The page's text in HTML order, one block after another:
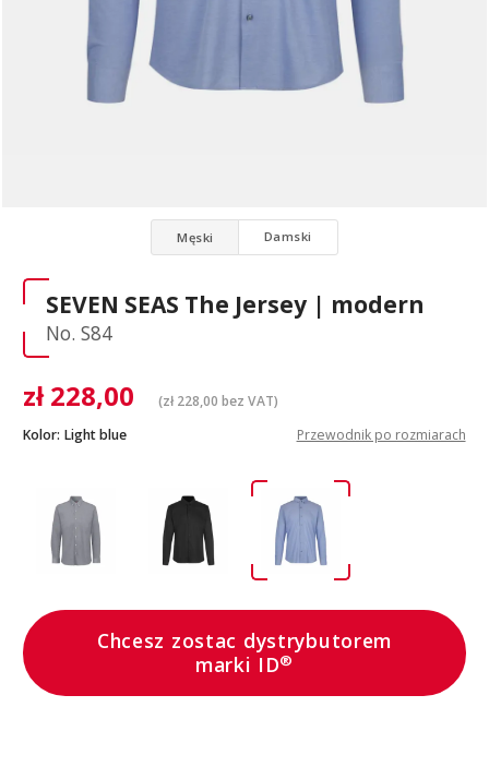
Męski Damski
SEVEN SEAS The Jersey | modern
No. S84
zł 228,00 (zł 228,00 bez VAT)
Kolor: Light blue Przewodnik po rozmiarach
Chcesz zostac dystrybutorem
marki ID®